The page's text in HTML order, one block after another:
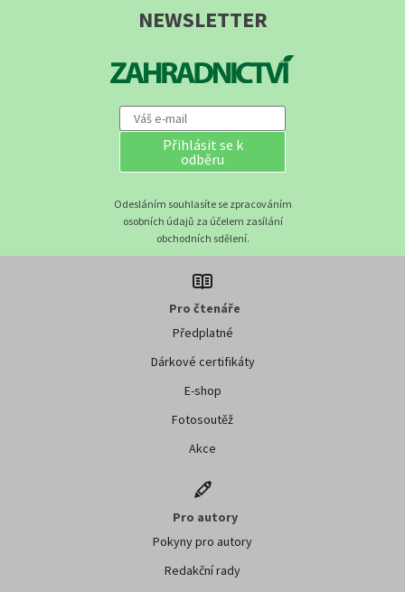
NEWSLETTER
Přihlásit se k
odběru
Odesláním souhlasíte se zpracováním
osobních údajů za účelem zasílání
obchodních sdělení.
Pro čtenáře
Předplatné
Dárkové certifikáty
E-shop
Fotosoutěž
Akce
Pro autory
Pokyny pro autory
Redakční rady